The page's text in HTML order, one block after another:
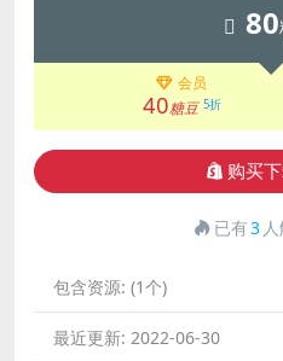
80
会员
40糖豆 5折
购买
已有3
包含资源: (1个)
最近更新: 2022-06-30